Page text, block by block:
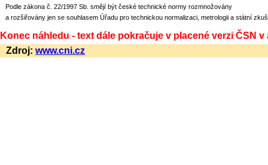
Podle zákona č. 22/1997 Sb. smějí být české technické normy rozmnožovány
a rozšiřovány jen se souhlasem Úřadu pro technickou normalizaci, metrologii a státní
Konec náhledu - text dále pokračuje v placené verzi ČSN
Zdroj: www.cni.cz